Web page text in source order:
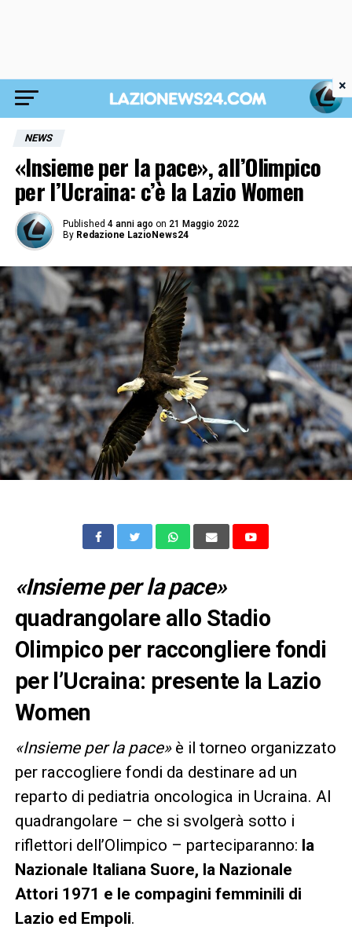
NEWS
«Insieme per la pace», all’Olimpico
per l’Ucraina: c’è la Lazio Women
Published 4 anni ago on 21 Maggio 2022
By Redazione LazioNews24
«Insieme per la pace»
quadrangolare allo Stadio
Olimpico per raccongliere fondi
per l’Ucraina: presente la Lazio
Women
«Insieme per la pace» è il torneo organizzato
per raccogliere fondi da destinare ad un
reparto di pediatria oncologica in Ucraina. Al
quadrangolare – che si svolgerà sotto i
riflettori dell’Olimpico – parteciparanno: la
Nazionale Italiana Suore, la Nazionale
Attori 1971 e le compagini femminili di
Lazio ed Empoli.
×